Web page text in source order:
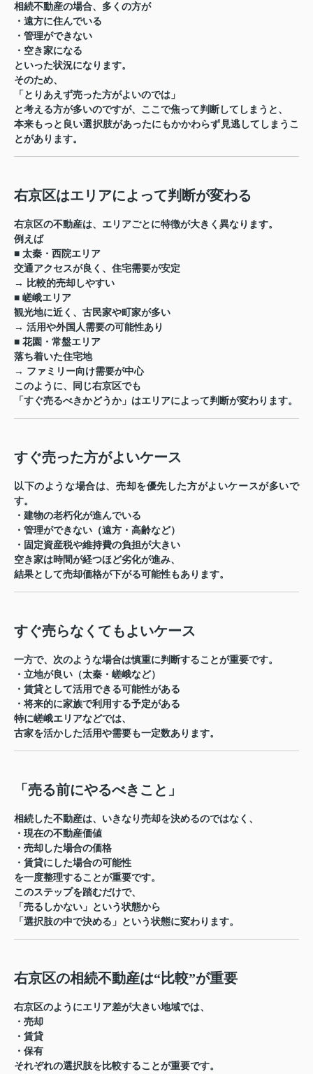
相続不動産の場合、多くの方が
・遠方に住んでいる
・管理ができない
・空き家になる
といった状況になります。
そのため、
「とりあえず売った方がよいのでは」
と考える方が多いのですが、ここで焦って判断してしまうと、
本来もっと良い選択肢があったにもかかわらず見逃してしまうこ
とがあります。
右京区はエリアによって判断が変わる
右京区の不動産は、エリアごとに特徴が大きく異なります。
例えば
■ 太秦・西院エリア
交通アクセスが良く、住宅需要が安定
→ 比較的売却しやすい
■ 嵯峨エリア
観光地に近く、古民家や町家が多い
→ 活用や外国人需要の可能性あり
■ 花園・常盤エリア
落ち着いた住宅地
→ ファミリー向け需要が中心
このように、同じ右京区でも
「すぐ売るべきかどうか」はエリアによって判断が変わります。
すぐ売った方がよいケース
以下のような場合は、売却を優先した方がよいケースが多いで
す。
・建物の老朽化が進んでいる
・管理ができない（遠方・高齢など）
・固定資産税や維持費の負担が大きい
空き家は時間が経つほど劣化が進み、
結果として売却価格が下がる可能性もあります。
すぐ売らなくてもよいケース
一方で、次のような場合は慎重に判断することが重要です。
・立地が良い（太秦・嵯峨など）
・賃貸として活用できる可能性がある
・将来的に家族で利用する予定がある
特に嵯峨エリアなどでは、
古家を活かした活用や需要も一定数あります。
「売る前にやるべきこと」
相続した不動産は、いきなり売却を決めるのではなく、
・現在の不動産価値
・売却した場合の価格
・賃貸にした場合の可能性
を一度整理することが重要です。
このステップを踏むだけで、
「売るしかない」という状態から
「選択肢の中で決める」という状態に変わります。
右京区の相続不動産は“比較”が重要
右京区のようにエリア差が大きい地域では、
・売却
・賃貸
・保有
それぞれの選択肢を比較することが重要です。